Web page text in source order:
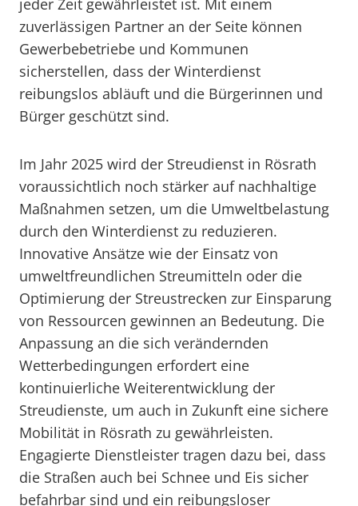
jeder Zeit gewährleistet ist. Mit einem
zuverlässigen Partner an der Seite können
Gewerbebetriebe und Kommunen
sicherstellen, dass der Winterdienst
reibungslos abläuft und die Bürgerinnen und
Bürger geschützt sind.
Im Jahr 2025 wird der Streudienst in Rösrath
voraussichtlich noch stärker auf nachhaltige
Maßnahmen setzen, um die Umweltbelastung
durch den Winterdienst zu reduzieren.
Innovative Ansätze wie der Einsatz von
umweltfreundlichen Streumitteln oder die
Optimierung der Streustrecken zur Einsparung
von Ressourcen gewinnen an Bedeutung. Die
Anpassung an die sich verändernden
Wetterbedingungen erfordert eine
kontinuierliche Weiterentwicklung der
Streudienste, um auch in Zukunft eine sichere
Mobilität in Rösrath zu gewährleisten.
Engagierte Dienstleister tragen dazu bei, dass
die Straßen auch bei Schnee und Eis sicher
befahrbar sind und ein reibungsloser